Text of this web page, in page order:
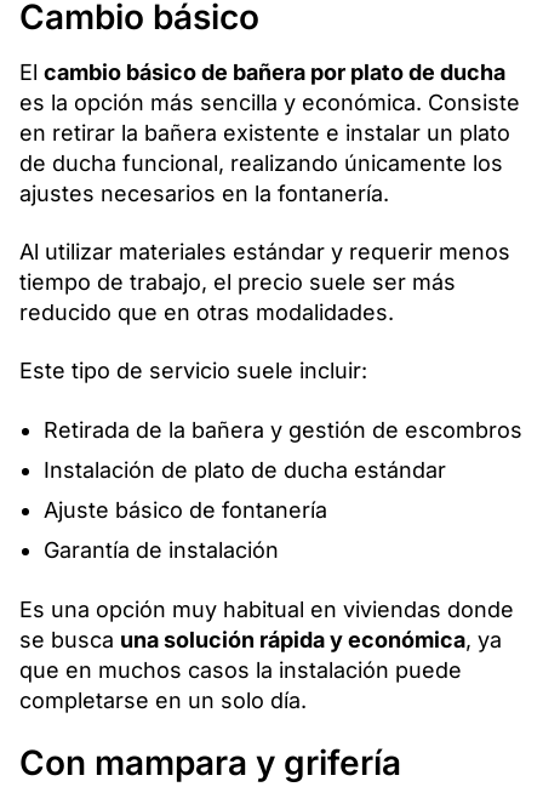
Cambio básico
El cambio básico de bañera por plato de ducha
es la opción más sencilla y económica. Consiste
en retirar la bañera existente e instalar un plato
de ducha funcional, realizando únicamente los
ajustes necesarios en la fontanería.
Al utilizar materiales estándar y requerir menos
tiempo de trabajo, el precio suele ser más
reducido que en otras modalidades.
Este tipo de servicio suele incluir:
Retirada de la bañera y gestión de escombros
Instalación de plato de ducha estándar
Ajuste básico de fontanería
Garantía de instalación
Es una opción muy habitual en viviendas donde
se busca una solución rápida y económica, ya
que en muchos casos la instalación puede
completarse en un solo día.
Con mampara y grifería